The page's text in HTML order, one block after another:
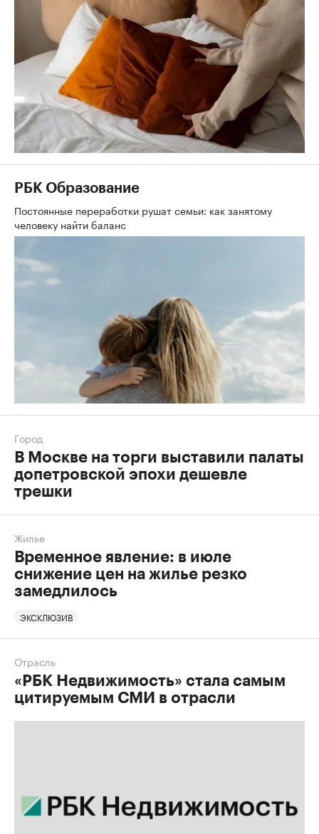
РБК Образование
Постоянные переработки рушат семьи: как занятому
человеку найти баланс
Город
В Москве на торги выставили палаты
допетровской эпохи дешевле
трешки
Жилье
Временное явление: в июле
снижение цен на жилье резко
замедлилось
ЭКСКЛЮЗИВ
Отрасль
«РБК Недвижимость» стала самым
цитируемым СМИ в отрасли